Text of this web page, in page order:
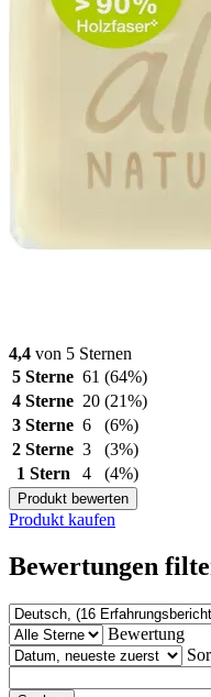
4,4 von 5 Sternen
5 Sterne 61 (64%)
4 Sterne 20 (21%)
3 Sterne 6
(6%)
2 Sterne 3
(3%)
1 Stern
4 (4%)
Produkt bewerten
Produkt kaufen
Bewertungen
Bewertung